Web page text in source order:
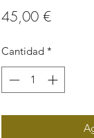
45,00 €Precio
Cantidad *